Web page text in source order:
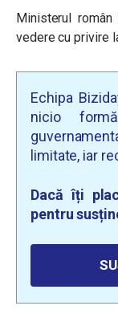
Ministerul
vedere cu privire
Echipa
nicio
limitate, iar
Dacă îți
pentru